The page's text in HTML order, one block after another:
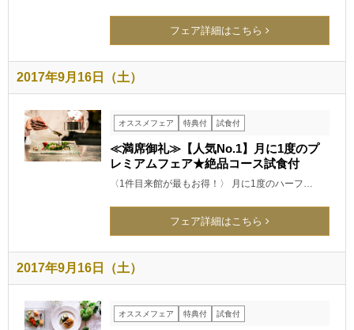
フェア詳細はこちら
2017年9月16日（土）
オススメフェア 特典付 試食付
≪満席御礼≫【人気No.1】月に1度のプ
レミアムフェア★絶品コース試食付
〈1件目来館が最もお得！〉 月に1度のハーフ…
フェア詳細はこちら
2017年9月16日（土）
オススメフェア 特典付 試食付